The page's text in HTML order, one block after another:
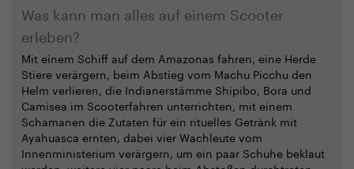
Was kann man alles auf einem Scooter
erleben?
Mit einem Schiff auf dem Amazonas fahren, eine Herde
Stiere verärgern, beim Abstieg vom Machu Picchu den
Helm verlieren, die Indianerstämme Shipibo, Bora und
Camisea im Scooterfahren unterrichten, mit einem
Schamanen die Zutaten für ein rituelles Getränk mit
Ayahuasca ernten, dabei vier Wachleute vom
Innenministerium verärgern, um ein paar Schuhe beklaut